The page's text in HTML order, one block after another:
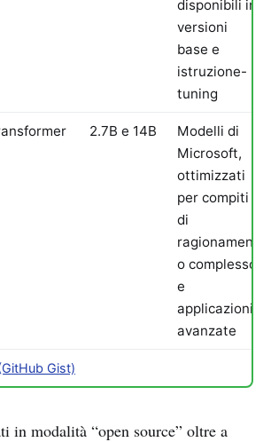
disponibili in
versioni
base e
istruzione-
tuning
2.7B e 14B
Modelli di
Microsoft,
ottimizzati
per compiti
di
ragionament
o complesso
e
applicazioni
avanzate
Gist)
in modalità “open source” oltre a